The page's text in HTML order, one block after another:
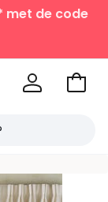
met de code
Naar